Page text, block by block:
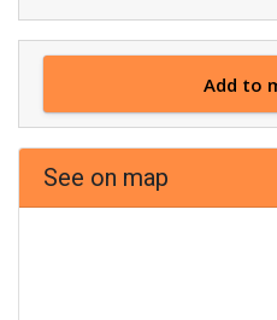
Add to
See on map